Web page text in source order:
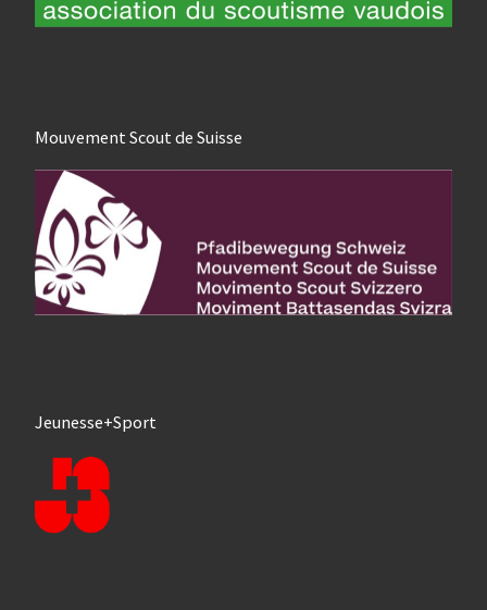
Mouvement Scout de Suisse
Jeunesse+Sport